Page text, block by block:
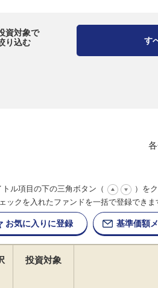
資対象で
り込む
す
ル項目の下の三角ボタン（
）を
ックを入れたファンドを一括で登録できま
お気に入りに登録 基準価額
投資対象